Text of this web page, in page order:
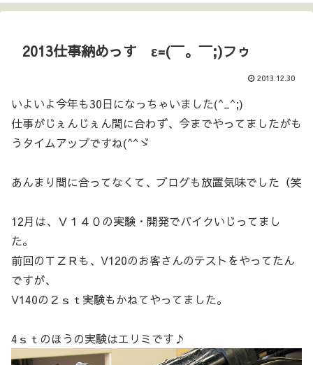
2013仕事納めっす ε=(￣。￣;)フゥ
2013.12.30
いよいよ今年も30日になっちゃいました(^_^;)
仕事がじぇんじぇん間に合わず、今までやってましたがも
うタイムアップですね(^^ゞ
あんまり間に合ってなくて、ブログも放置気味でした（笑
12月は、Ｖ１４０の実験・開発でバイクいじってまし
た。
前回のＴＺＲも、V120のお客さんのテストをやってたん
ですが、
V140の２ｓｔ実験もかねてやってました。
4ｓｔのほうの実験はエリミです♪